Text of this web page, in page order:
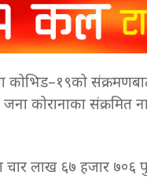
कोभिड–१९को
कोरानाका संक्रमित
लाख ६७ हजार ७०६